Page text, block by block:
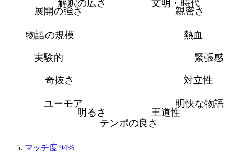
文明・時代
親密さ
熱血
緊張感
対立性
明快な物語
王道性
テンポの良さ
明るさ
ユーモア
奇抜さ
実験的
物語の規模
展開の強さ
解釈の広さ
マッチ度 94%